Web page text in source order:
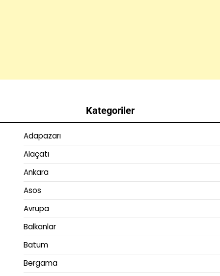
Kategoriler
Adapazarı
Alaçatı
Ankara
Asos
Avrupa
Balkanlar
Batum
Bergama